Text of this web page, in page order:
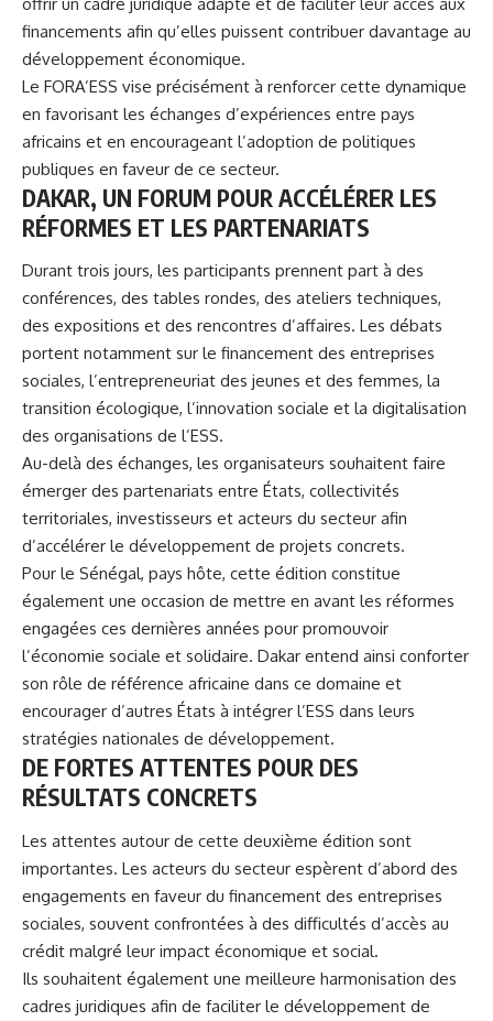
financements afin qu’elles puissent contribuer davantage au
développement économique.
Le FORA’ESS vise précisément à renforcer cette dynamique
en favorisant les échanges d’expériences entre pays
africains et en encourageant l’adoption de politiques
publiques en faveur de ce secteur.
DAKAR, UN FORUM POUR ACCÉLÉRER LES
RÉFORMES ET LES PARTENARIATS
Durant trois jours, les participants prennent part à des
conférences, des tables rondes, des ateliers techniques,
des expositions et des rencontres d’affaires. Les débats
portent notamment sur le financement des entreprises
sociales, l’entrepreneuriat des jeunes et des femmes, la
transition écologique, l’innovation sociale et la digitalisation
des organisations de l’ESS.
Au-delà des échanges, les organisateurs souhaitent faire
émerger des partenariats entre États, collectivités
territoriales, investisseurs et acteurs du secteur afin
d’accélérer le développement de projets concrets.
Pour le Sénégal, pays hôte, cette édition constitue
également une occasion de mettre en avant les réformes
engagées ces dernières années pour promouvoir
l’économie sociale et solidaire. Dakar entend ainsi conforter
son rôle de référence africaine dans ce domaine et
encourager d’autres États à intégrer l’ESS dans leurs
stratégies nationales de développement.
DE FORTES ATTENTES POUR DES
RÉSULTATS CONCRETS
Les attentes autour de cette deuxième édition sont
importantes. Les acteurs du secteur espèrent d’abord des
engagements en faveur du financement des entreprises
sociales, souvent confrontées à des difficultés d’accès au
crédit malgré leur impact économique et social.
Ils souhaitent également une meilleure harmonisation des
cadres juridiques afin de faciliter le développement de